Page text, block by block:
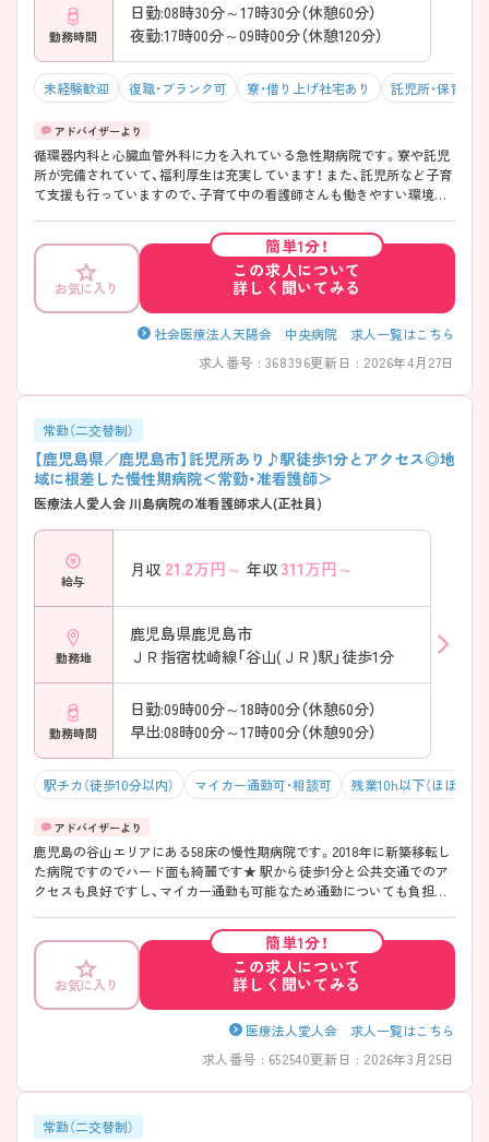
勤務時間
日勤:08時30分～17時30分（休憩60分）
夜勤:17時00分～09時00分（休憩120分）
未経験歓迎 復職・ブランク可 寮・借り上げ社宅あり 託児所・保育支
循環器内科と心臓血管外科に力を入れている急性期病院です。寮や託児
所が完備されていて、福利厚生は充実しています！ また、託児所など子育
て支援も行っていますので、子育て中の看護師さんも働きやすい環境で
よ！
お気に入り
簡単1分！
この求人について
詳しく聞いてみる
社会医療法人天陽会 中央病院 求人一覧はこちら
求人番号 : 368396更新日 : 2026年4月27日
常勤（二交替制）
【鹿児島県／鹿児島市】託児所あり♪駅徒歩1分とアクセス◎地
域に根差した慢性期病院＜常勤・准看護師＞
医療法人愛人会 川島病院の准看護師求人(正社員)
給与
月収 21.2万円～ 年収 311万円～
勤務地
鹿児島県鹿児島市
ＪＲ指宿枕崎線「谷山(ＪＲ)駅」徒歩1分
勤務時間
日勤:09時00分～18時00分（休憩60分）
早出:08時00分～17時00分（休憩90分）
駅チカ（徒歩10分以内） マイカー通勤可・相談可 残業10h以下（ほぼなし）
鹿児島の谷山エリアにある58床の慢性期病院です。2018年に新築移転し
た病院ですのでハード面も綺麗です★ 駅から徒歩1分と公共交通でのア
クセスも良好ですし、マイカー通勤も可能なため通勤についても負担な
医療・介護を提供していらっしゃいます◎ ご興味のある方はマイナビ看
護師までお問い合わせください。詳細な情報をご案内させていただきま
お気に入り
簡単1分！
この求人について
詳しく聞いてみる
医療法人愛人会 求人一覧はこちら
求人番号 : 652540更新日 : 2026年3月25日
常勤（二交替制）